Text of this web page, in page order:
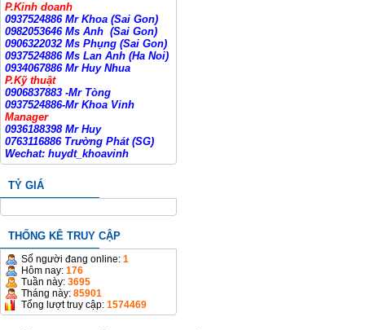
P.Kinh doanh
0937524886 Mr Khoa (Sai Gon)
0982053646 Ms Anh (Sai Gon)
0906322032 Ms Phụng (Sai Gon)
0937524886 Ms Lan Anh (Ha Noi)
0934067886 Mr Huy Nhua
P.Kỹ thuật
0906837883 -Mr Tòng
0937524886-Mr Khoa Vinh
Manager
0936188398 Mr Huy
0763116886 Trường Phát (SG)
Wechat: huydt_khoavinh
TỶ GIÁ
THỐNG KÊ TRUY CẬP
Số người đang online: 1
Hôm nay: 176
Tuần này: 3695
Tháng này: 85901
Tổng lượt truy cập: 1574469